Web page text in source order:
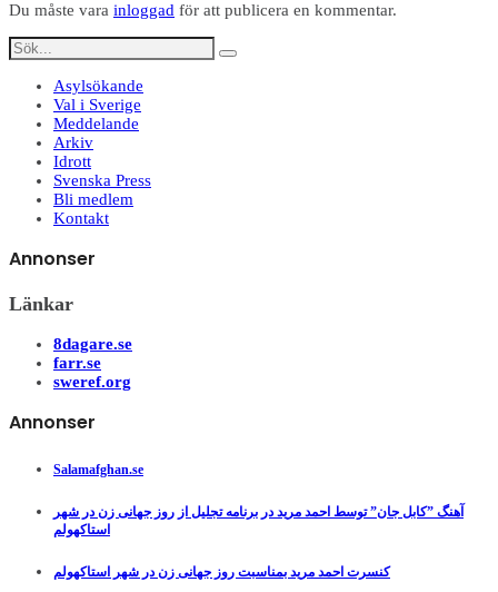
Du måste vara inloggad för att publicera en kommentar.
Asylsökande
Val i Sverige
Meddelande
Arkiv
Idrott
Svenska Press
Bli medlem
Kontakt
Annonser
Länkar
8dagare.se
farr.se
sweref.org
Annonser
Salamafghan.se
آهنگ ”کابل جان” توسط احمد مرید در برنامه تجلیل از روز جهانی زن در شهر
استاکهولم
کنسرت احمد مرید بمناسبت روز جهانی زن در شهر استاکهولم